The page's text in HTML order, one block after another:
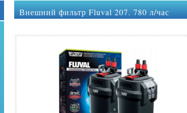
Внешний фильтр Fluval 207. 780 л/час